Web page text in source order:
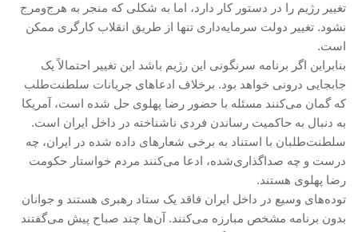
تغییر رژیم را در دستور کار دارد، اما به شکلی که منجر به هرج‌ومرج
نشود. تغییر دولت سرمایه‌داری تنها از طریق انقلاب کارگری ممکن
است.
بنابراین اگر برنامه سرنگونی این رژیم باشد این تغییر احتمالاً یک
جابجایی درونی خواهد بود. برخلاف ادعاهای جریانات سلطنت‌طلب
که گمان می‌کنند مسئله با حضور رضا پهلوی حل شده است، آمریکا
به دنبال به حاکمیت رساندن فردی ناشناخته در داخل ایران است.
سلطنت‌طلبان با استناد به برخی شعار‌های داده شده در ایران، چه
درست و چه صداگذاری‌شده، ادعا می‌کنند مردم خواستار حکومت
رضا پهلوی هستند.
توده‌های وسیع در داخل ایران فاقد یک ستاد رهبری هستند و جوانان
بدون برنامه مشخص مبارزه می‌کنند. آن‌ها چند صباح پیش می‌گفتند